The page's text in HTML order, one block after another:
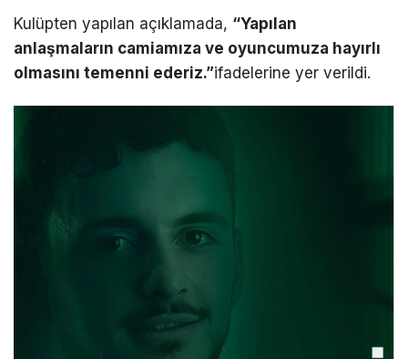
Kulüpten yapılan açıklamada, “Yapılan
anlaşmaların camiamıza ve oyuncumuza hayırlı
olmasını temenni ederiz.”ifadelerine yer verildi.